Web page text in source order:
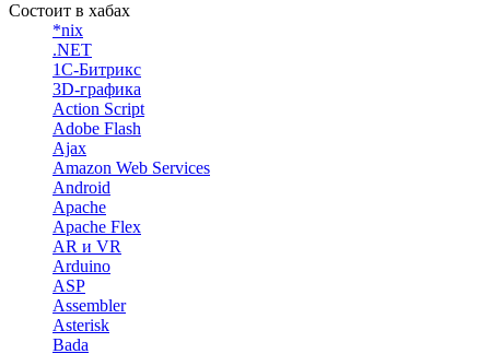
Состоит в хабах
*nix
.NET
1С-Битрикс
3D-графика
Action Script
Adobe Flash
Ajax
Amazon Web Services
Android
Apache
Apache Flex
AR и VR
Arduino
ASP
Assembler
Asterisk
Bada